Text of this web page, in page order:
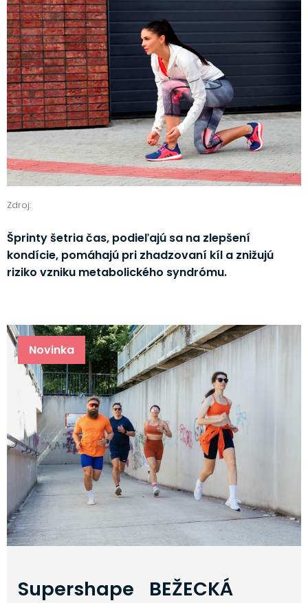
Zdroj:
Šprinty šetria čas, podieľajú sa na zlepšení
kondície, pomáhajú pri zhadzovaní kíl a znižujú
riziko vzniku metabolického syndrómu.
Novinka
Supershape BEŽECKÁ